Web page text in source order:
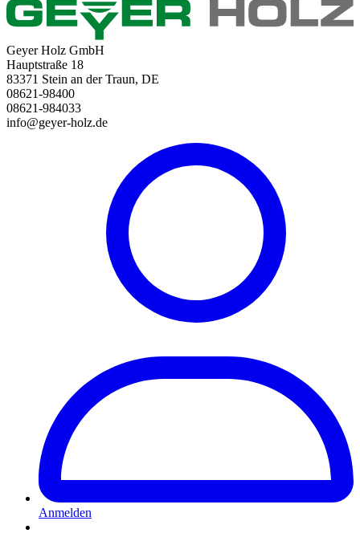
Geyer Holz GmbH
Hauptstraße 18
83371 Stein an der Traun, DE
08621-98400
08621-984033
info@geyer-holz.de
Anmelden